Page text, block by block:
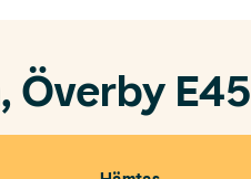
Överby E45